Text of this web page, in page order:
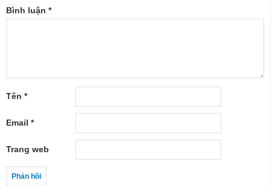
Bình luận *
Tên *
Email *
Trang web